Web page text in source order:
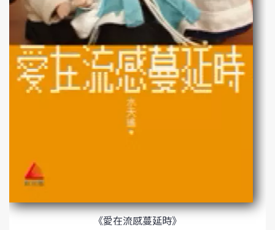
《愛在流感蔓延時》